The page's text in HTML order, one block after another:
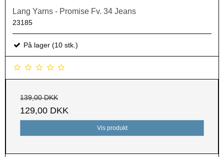
Lang Yarns - Promise Fv. 34 Jeans
23185
På lager (10 stk.)
139,00 DKK
129,00 DKK
Vis produkt